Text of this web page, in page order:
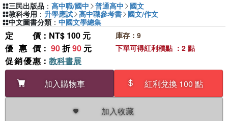
定價 ：NT$ 100 元
優惠價 ： 90折90 元
促銷優惠 ： 教科書展
加入購物車
紅利兌換 100 點
加入收藏
庫存：9
下單可得紅利積點 ：2 點
三民出版品 ： 高中職/國中 普通高中
國文
教科考用 ： 升學應試 高中職參考書
國文/作文
中文圖書分類 ： 中國文學總集